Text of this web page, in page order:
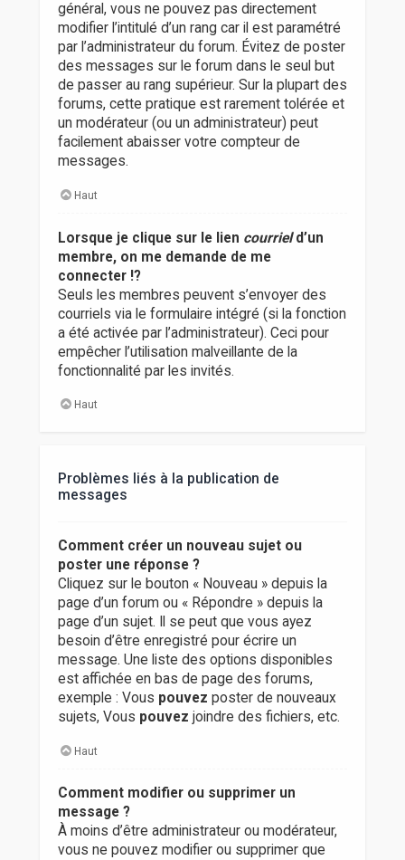
général, vous ne pouvez pas directement
modifier l’intitulé d’un rang car il est paramétré
par l’administrateur du forum. Évitez de poster
des messages sur le forum dans le seul but
de passer au rang supérieur. Sur la plupart des
forums, cette pratique est rarement tolérée et
un modérateur (ou un administrateur) peut
facilement abaisser votre compteur de
messages.
Haut
Lorsque je clique sur le lien courrield’un
membre, on me demande de me
connecter !?
Seuls les membres peuvent s’envoyer des
courriels via le formulaire intégré (si la fonction
a été activée par l’administrateur). Ceci pour
empêcher l’utilisation malveillante de la
fonctionnalité par les invités.
Haut
Problèmes liés à la publication de
messages
Comment créer un nouveau sujet ou
poster une réponse ?
Cliquez sur le bouton « Nouveau » depuis la
page d’un forum ou « Répondre » depuis la
page d’un sujet. Il se peut que vous ayez
besoin d’être enregistré pour écrire un
message. Une liste des options disponibles
est affichée en bas de page des forums,
exemple : Vous pouvez poster de nouveaux
sujets, Vous pouvez joindre des fichiers, etc.
Haut
Comment modifier ou supprimer un
message ?
À moins d’être administrateur ou modérateur,
vous ne pouvez modifier ou supprimer que